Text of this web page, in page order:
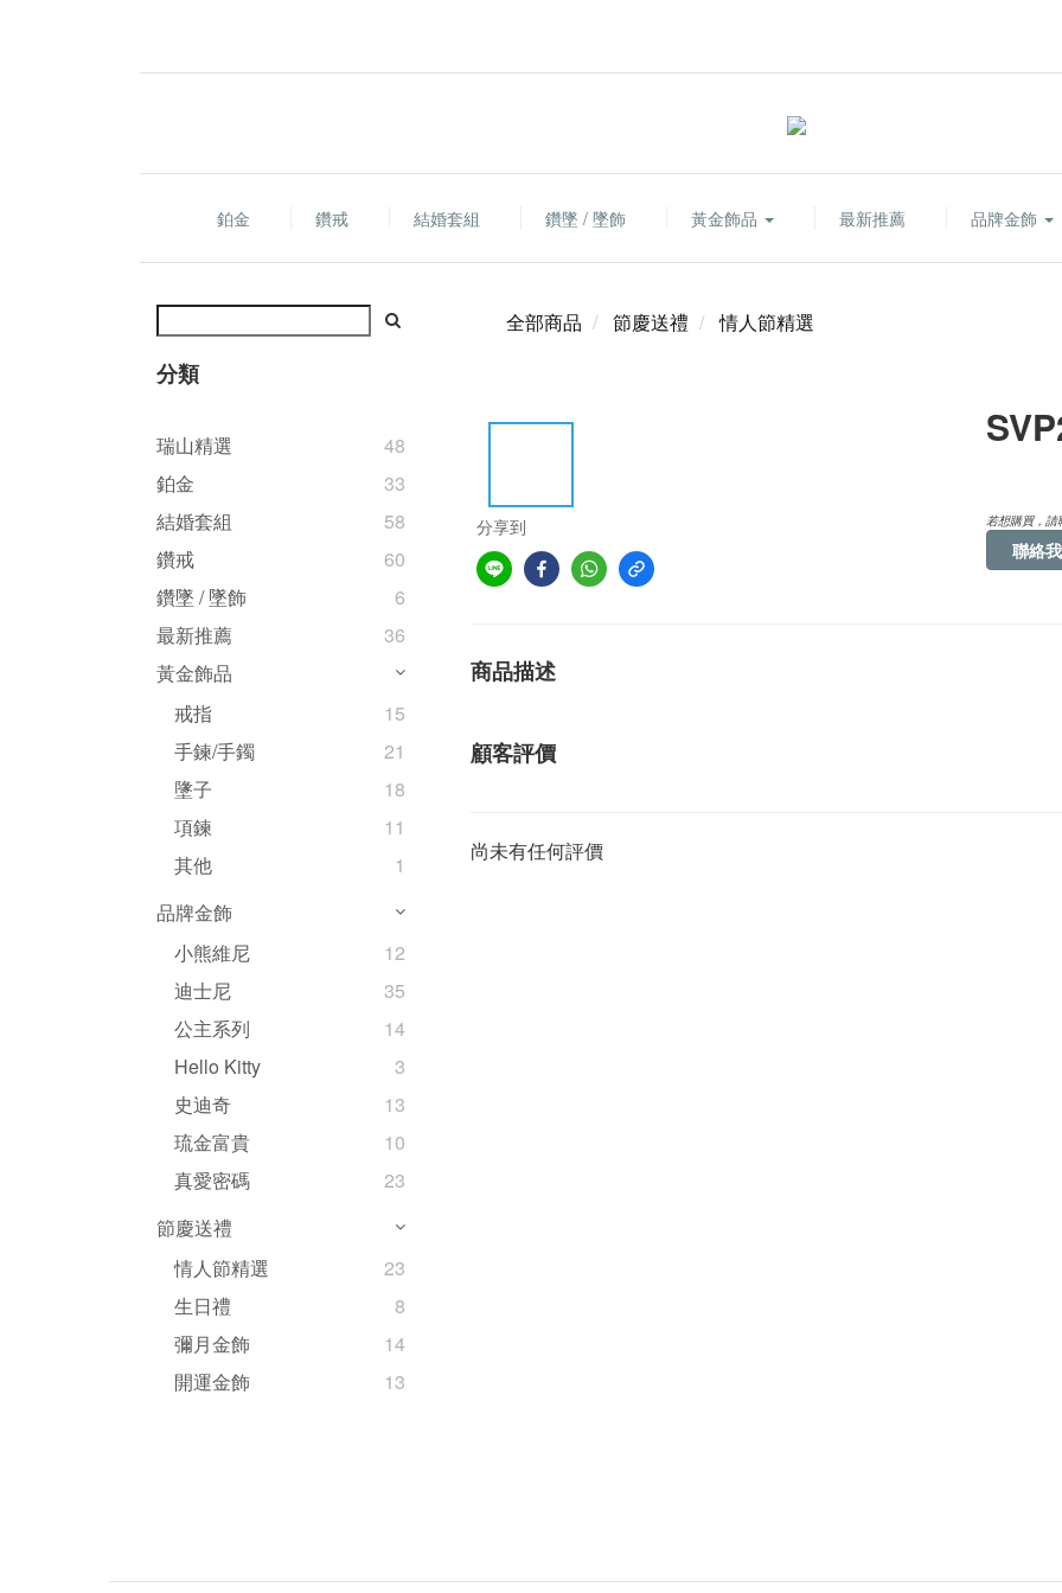
鉑金 鑽戒 結婚套組 鑽墜 / 墜飾 黃金飾品 最新推薦 品牌金飾
分類
瑞山精選
48
鉑金
33
結婚套組
58
鑽戒
60
鑽墜 / 墜飾
6
最新推薦
36
黃金飾品
戒指
15
手鍊/手鐲
21
墬子
18
項鍊
11
其他
1
品牌金飾
小熊維尼
12
迪士尼
35
公主系列
14
Hello Kitty
3
史迪奇
13
琉金富貴
10
真愛密碼
23
節慶送禮
情人節精選
23
生日禮
8
彌月金飾
14
開運金飾
13
全部商品 節慶送禮 情人節精選
分享到 若想購買，請
聯絡
商品描述
顧客評價
尚未有任何評價